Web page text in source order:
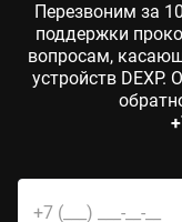
Перезвоним за
поддержки
вопросам,
устройств DEXP.